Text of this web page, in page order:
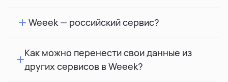
Weeek — российский сервис?
Как можно перенести свои данные из
других сервисов в Weeek?